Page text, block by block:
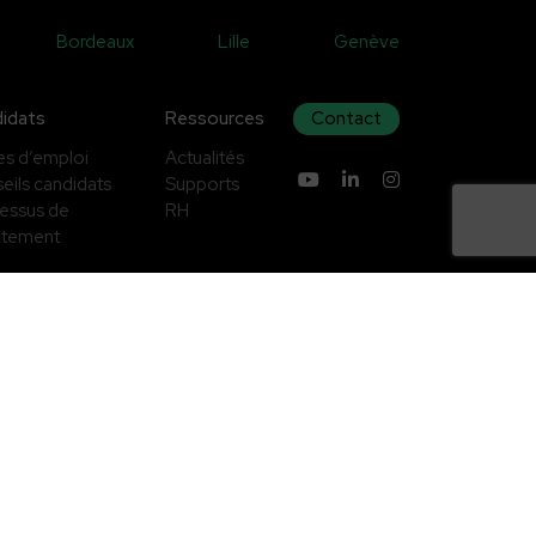
Bordeaux Lille Genève
d’emploi
candidats
de
Ressources
Actualités
Supports
RH
Contact